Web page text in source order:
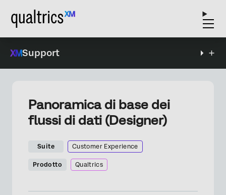
Support
Panoramica di base dei
flussi di dati (Designer)
Suite Customer Experience
Prodotto Qualtrics